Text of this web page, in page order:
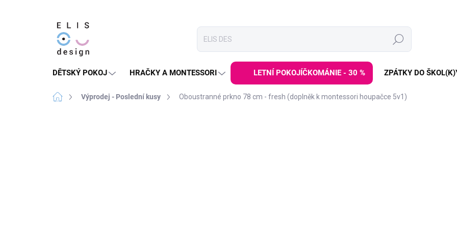
Hledat
DĚTSKÝ POKOJ HRAČKY A MONTESSORI LETNÍ POKOJÍČKOMÁNIE - 30 % ZPÁTKY DO
Domů Výprodej - Poslední kusy Oboustranné prkno 78 cm - fresh (doplněk k montessori houpačce 5v1)